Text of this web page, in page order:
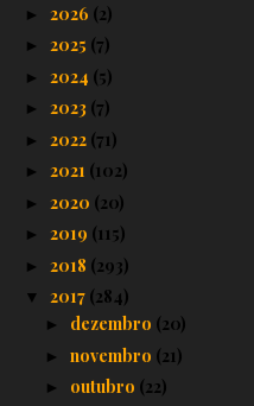
► 2026 (2)
► 2025 (7)
► 2024 (5)
► 2023 (7)
► 2022 (71)
► 2021 (102)
► 2020 (20)
► 2019 (115)
► 2018 (293)
▼ 2017 (284)
► dezembro (20)
► novembro (21)
► outubro (22)